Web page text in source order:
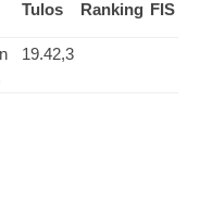
Tulos Ranking FIS
19.42,3